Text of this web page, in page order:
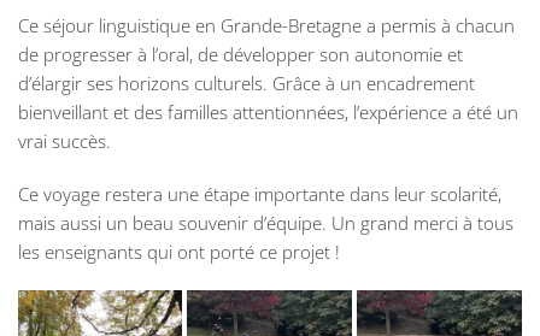
Ce séjour linguistique en Grande-Bretagne a permis à chacun
de progresser à l’oral, de développer son autonomie et
d’élargir ses horizons culturels. Grâce à un encadrement
bienveillant et des familles attentionnées, l’expérience a été un
vrai succès.
Ce voyage restera une étape importante dans leur scolarité,
mais aussi un beau souvenir d’équipe. Un grand merci à tous
les enseignants qui ont porté ce projet !